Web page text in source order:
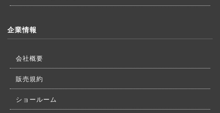
企業情報
会社概要
販売規約
ショールーム